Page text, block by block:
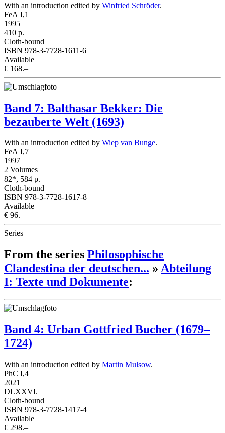
With an introduction edited by Winfried Schröder.
FeA I,1
1995
410 p.
Cloth-bound
ISBN 978-3-7728-1611-6
Available
€ 168.–
Band 7: Balthasar Bekker: Die
bezauberte Welt (1693)
With an introduction edited by Wiep van Bunge.
FeA I,7
1997
2 Volumes
82*, 584 p.
Cloth-bound
ISBN 978-3-7728-1617-8
Available
€ 96.–
Series
From the series Philosophische
Clandestina der deutschen... » Abteilung
I: Texte und Dokumente:
Band 4: Urban Gottfried Bucher (1679–
1724)
With an introduction edited by Martin Mulsow.
PhC I,4
2021
DLXXVI.
Cloth-bound
ISBN 978-3-7728-1417-4
Available
€ 298.–